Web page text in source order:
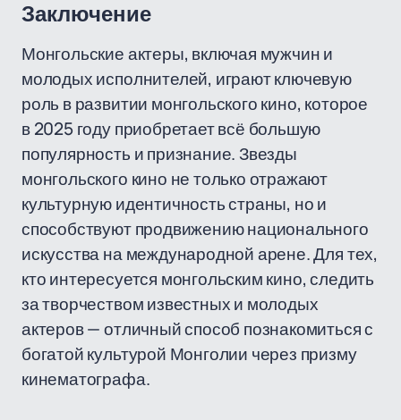
Заключение
Монгольские актеры, включая мужчин и
молодых исполнителей, играют ключевую
роль в развитии монгольского кино, которое
в 2025 году приобретает всё большую
популярность и признание. Звезды
монгольского кино не только отражают
культурную идентичность страны, но и
способствуют продвижению национального
искусства на международной арене. Для тех,
кто интересуется монгольским кино, следить
за творчеством известных и молодых
актеров — отличный способ познакомиться с
богатой культурой Монголии через призму
кинематографа.